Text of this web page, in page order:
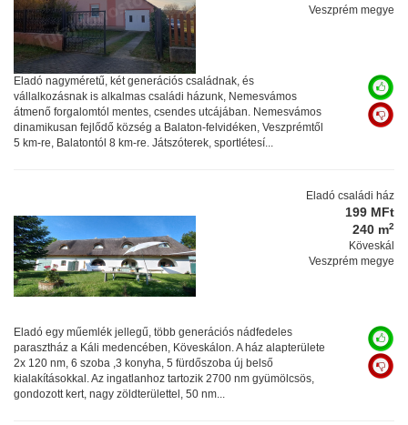
Veszprém megye
Eladó nagyméretű, két generációs családnak, és
vállalkozásnak is alkalmas családi házunk, Nemesvámos
átmenő forgalomtól mentes, csendes utcájában. Nemesvámos
dinamikusan fejlődő község a Balaton-felvidéken, Veszprémtől
5 km-re, Balatontól 8 km-re. Játszóterek, sportlétesí...
Eladó családi ház
199 MFt
240 m2
Köveskál
Veszprém megye
Eladó egy műemlék jellegű, több generációs nádfedeles
parasztház a Káli medencében, Köveskálon. A ház alapterülete
2x 120 nm, 6 szoba ,3 konyha, 5 fürdőszoba új belső
kialakításokkal. Az ingatlanhoz tartozik 2700 nm gyümölcsös,
gondozott kert, nagy zöldterülettel, 50 nm...